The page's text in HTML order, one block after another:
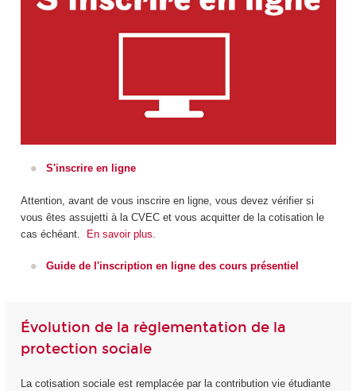
S'inscrire en ligne
Attention, avant de vous inscrire en ligne, vous devez vérifier si
vous êtes assujetti à la CVEC et vous acquitter de la cotisation le
cas échéant. En savoir plus.
Guide de l'inscription en ligne des cours présentiel
Évolution de la règlementation de la
protection sociale
La cotisation sociale est remplacée par la contribution vie étudiante